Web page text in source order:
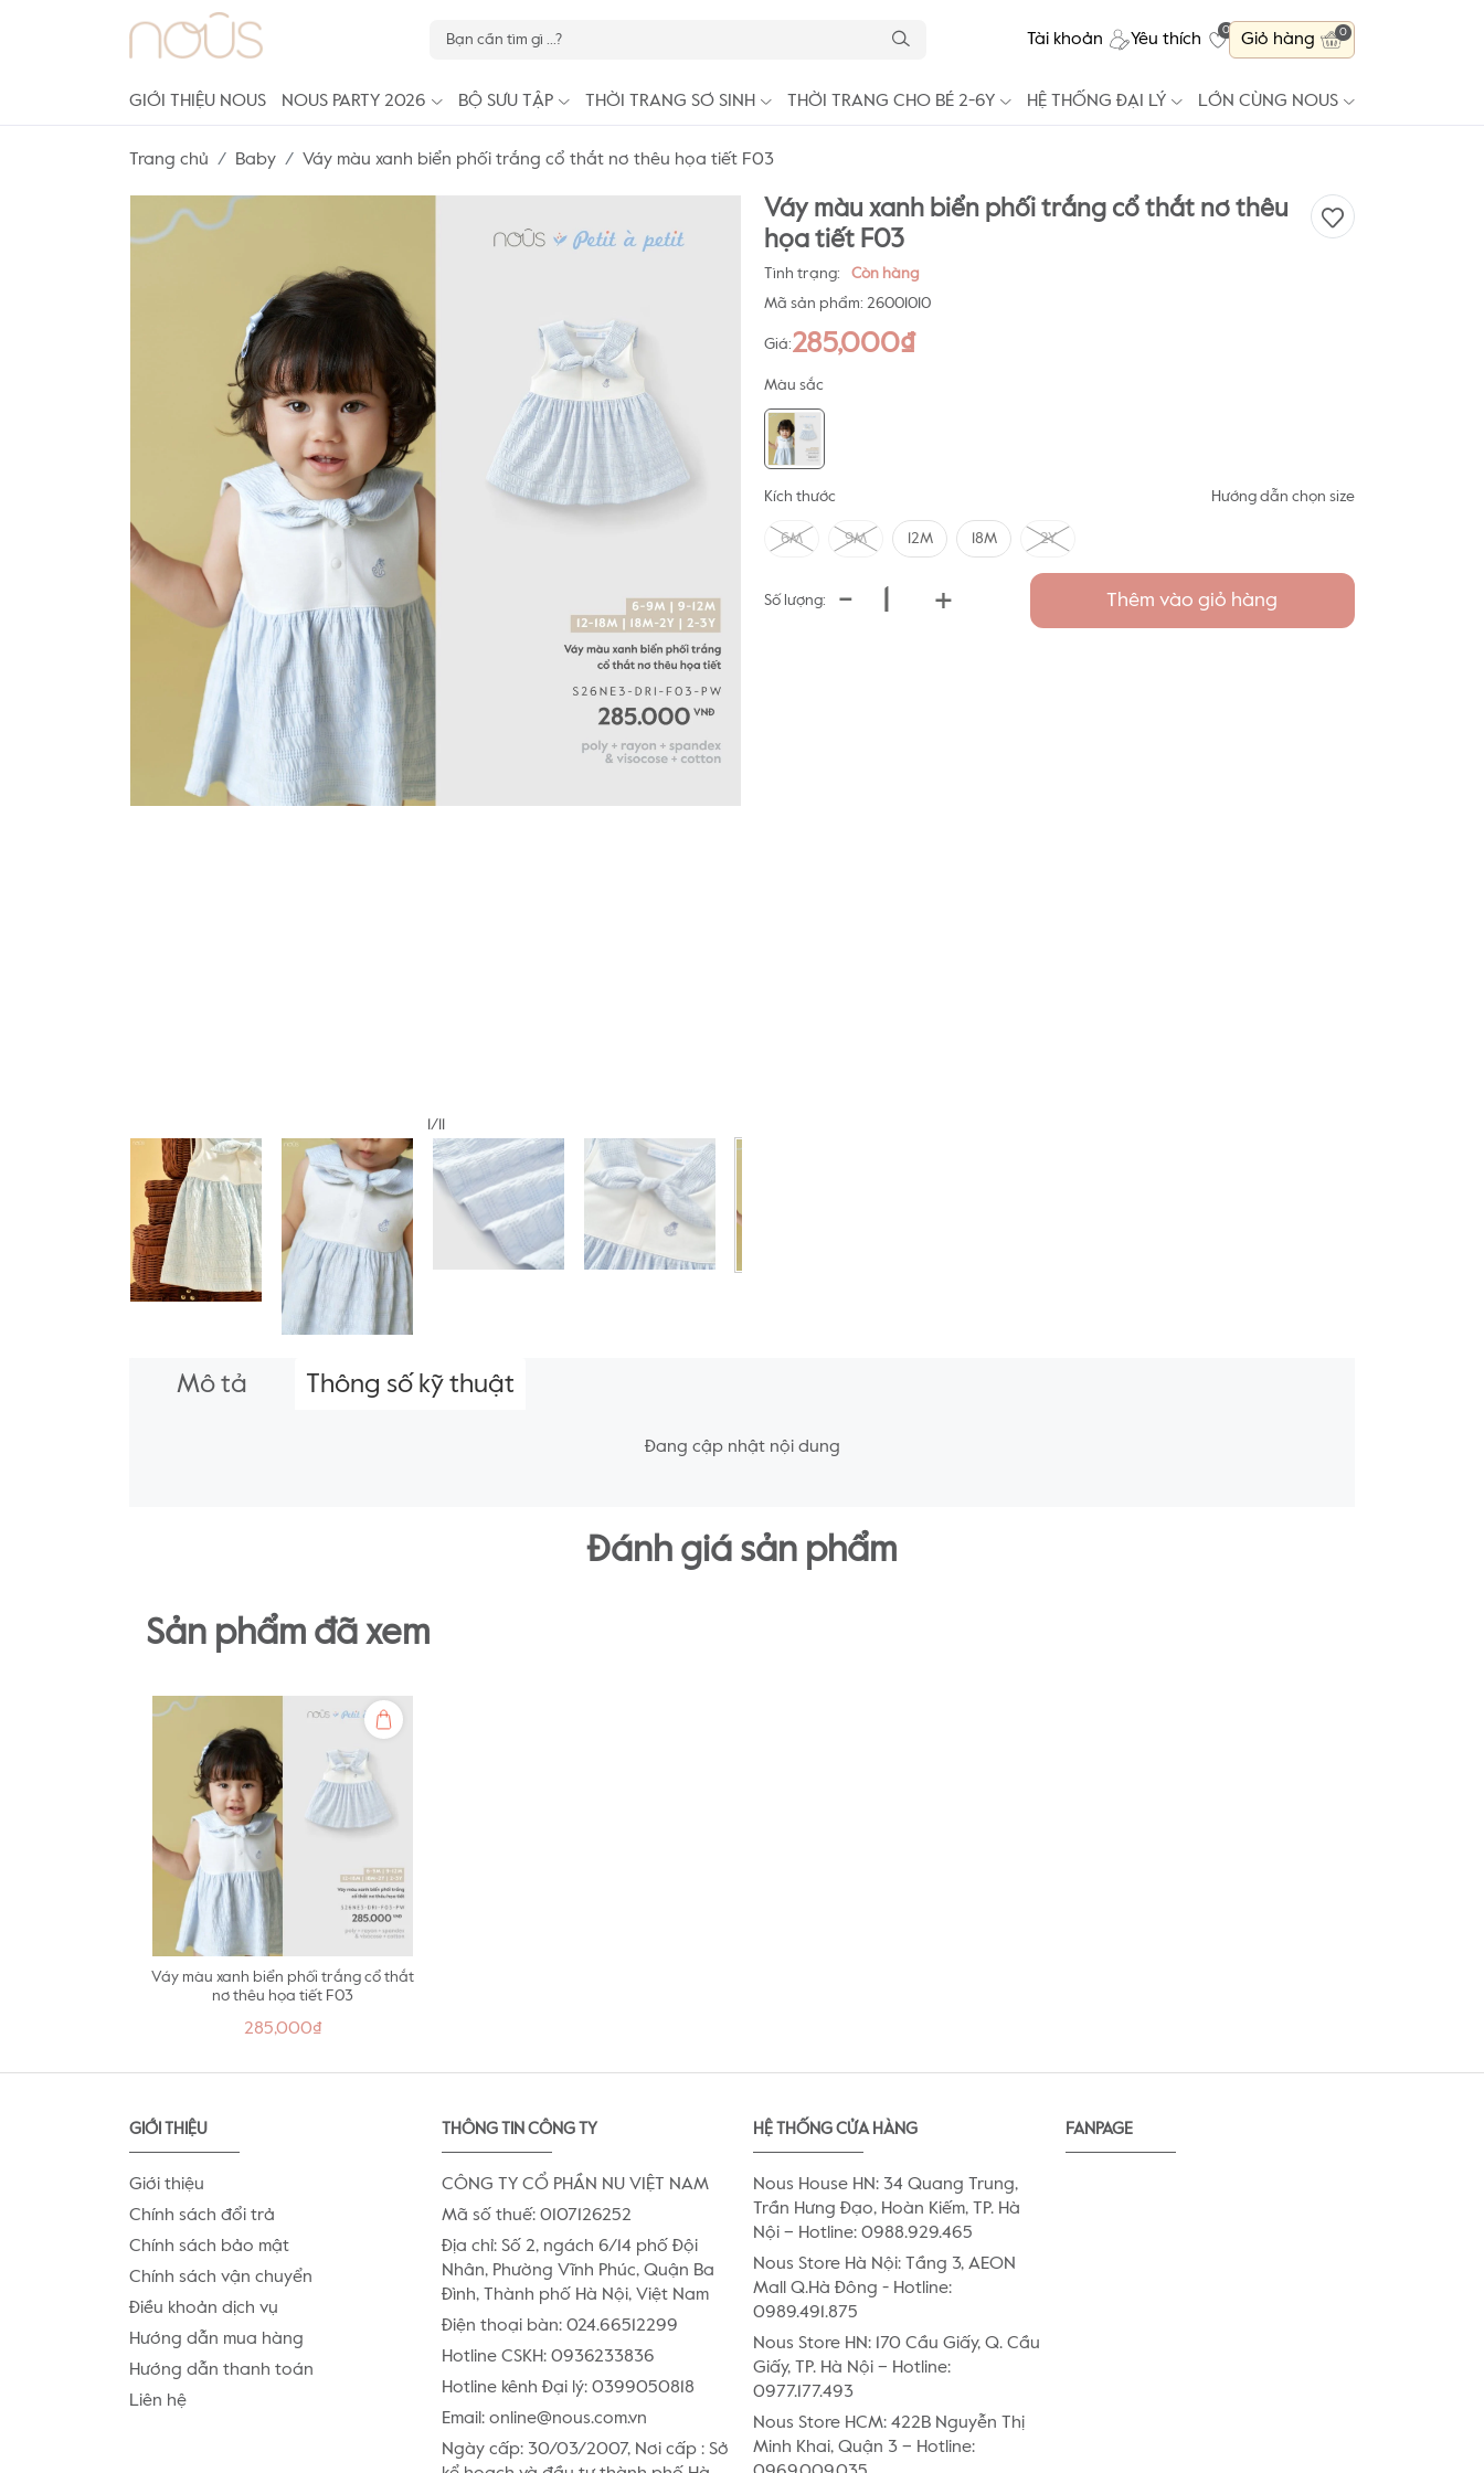
Tài khoản Yêu thích
0
Giỏ hàng 0
GIỚI THIỆU NOUS NOUS PARTY 2026 BỘ SƯU TẬP THỜI TRANG SƠ SINH THỜI TRANG CHO BÉ 2-6Y HỆ THỐNG ĐẠI LÝ LỚN CÙNG NOUS
Trang chủ Baby Váy màu xanh biển phối trắng cổ thắt nơ thêu họa tiết F03
1/11
Váy màu xanh biển phối trắng cổ thắt nơ thêu
họa tiết F03
Tình trạng:
Còn hàng
Mã sản phẩm: 26001010
Giá:285,000₫
Màu sắc
Kích thước Hướng dẫn chọn size
6M 9M 12M 18M 2Y
Số lượng: - + Thêm vào giỏ hàng
Mô tả Thông số kỹ thuật
Đang cập nhật nội dung
Đánh giá sản phẩm
Sản phẩm đã xem
Váy màu xanh biển phối trắng cổ thắt
nơ thêu họa tiết F03
285,000₫
GIỚI THIỆU
Giới thiệu
Chính sách đổi trả
Chính sách bảo mật
Chính sách vận chuyển
Điều khoản dịch vụ
Hướng dẫn mua hàng
Hướng dẫn thanh toán
Liên hệ
THÔNG TIN CÔNG TY
CÔNG TY CỔ PHẦN NU VIỆT NAM
Mã số thuế: 0107126252
Địa chỉ: Số 2, ngách 6/14 phố Đội
Nhân, Phường Vĩnh Phúc, Quận Ba
Đình, Thành phố Hà Nội, Việt Nam
Điện thoại bàn: 024.66512299
Hotline CSKH: 0936233836
Hotline kênh Đại lý: 0399050818
Email: online@nous.com.vn
Ngày cấp: 30/03/2007, Nơi cấp : Sở
HỆ THỐNG CỬA HÀNG
Nous House HN: 34 Quang Trung,
Trần Hưng Đạo, Hoàn Kiếm, TP. Hà
Nội – Hotline: 0988.929.465
Nous Store Hà Nội: Tầng 3, AEON
Mall Q.Hà Đông - Hotline:
0989.491.875
Nous Store HN: 170 Cầu Giấy, Q. Cầu
Giấy, TP. Hà Nội – Hotline:
0977.177.493
Nous Store HCM: 422B Nguyễn Thị
Minh Khai, Quận 3 – Hotline:
FANPAGE